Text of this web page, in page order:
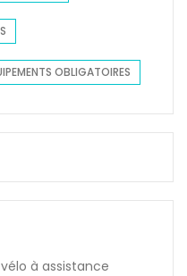
OBLIGATOIRES
à assistance